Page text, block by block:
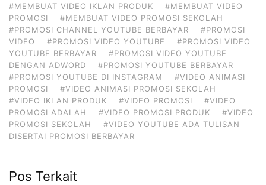
#MEMBUAT VIDEO IKLAN PRODUK
#MEMBUAT VIDEO
PROMOSI
#MEMBUAT VIDEO PROMOSI SEKOLAH
#PROMOSI CHANNEL YOUTUBE BERBAYAR
#PROMOSI
VIDEO
#PROMOSI VIDEO YOUTUBE
#PROMOSI VIDEO
YOUTUBE BERBAYAR
#PROMOSI VIDEO YOUTUBE
DENGAN ADWORD
#PROMOSI YOUTUBE BERBAYAR
#PROMOSI YOUTUBE DI INSTAGRAM
#VIDEO ANIMASI
PROMOSI
#VIDEO ANIMASI PROMOSI SEKOLAH
#VIDEO IKLAN PRODUK
#VIDEO PROMOSI
#VIDEO
PROMOSI ADALAH
#VIDEO PROMOSI PRODUK
#VIDEO
PROMOSI SEKOLAH
#VIDEO YOUTUBE ADA TULISAN
DISERTAI PROMOSI BERBAYAR
Pos Terkait